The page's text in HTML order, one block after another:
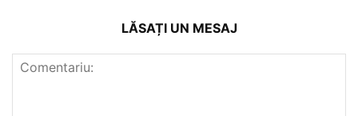
LĂSAȚI UN MESAJ